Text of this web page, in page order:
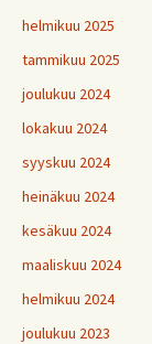
helmikuu 2025
tammikuu 2025
joulukuu 2024
lokakuu 2024
syyskuu 2024
heinäkuu 2024
kesäkuu 2024
maaliskuu 2024
helmikuu 2024
joulukuu 2023